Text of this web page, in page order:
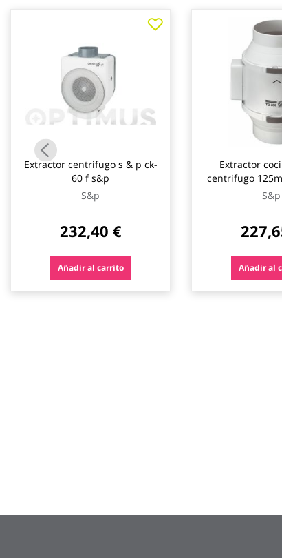
Extractor centrifugo s & p ck-
60 f s&p
S&p
232,40 €
Añadir al carrito
Extractor
centrifugo
S&p
Añadir al